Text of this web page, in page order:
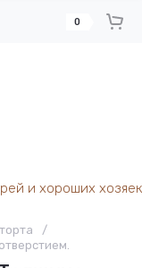
и хороших хозяек
0
/